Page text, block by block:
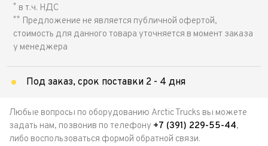
* в т.ч. НДС
** Предложение не является публичной офертой,
стоимость для данного товара уточняется в момент заказа
у менеджера
Под заказ, срок поставки 2 - 4 дня
Любые вопросы по оборудованию Arctic Trucks вы можете
задать нам, позвонив по телефону +7 (391) 229-55-44,
либо воспользоваться формой обратной связи.